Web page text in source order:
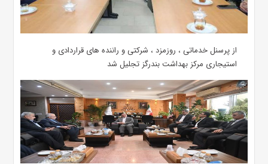
از پرسنل خدماتی ، روزمزد ، شرکتی و راننده های قراردادی و
استیجاری مرکز بهداشت بندرگز تجلیل شد